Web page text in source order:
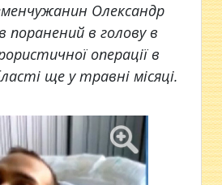
Олександр
поранений в голову в
операції в
ще у травні місяці.